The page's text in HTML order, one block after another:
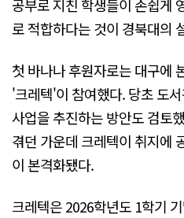
공부로 지친 학생들이 손쉽게
로 적합하다는 것이 경북대의
첫 바나나 후원자로는 대구에
'크레텍'이 참여했다. 당초 도
사업을 추진하는 방안도 검토
겪던 가운데 크레텍이 취지에
이 본격화됐다.
크레텍은 2026학년도 1학기